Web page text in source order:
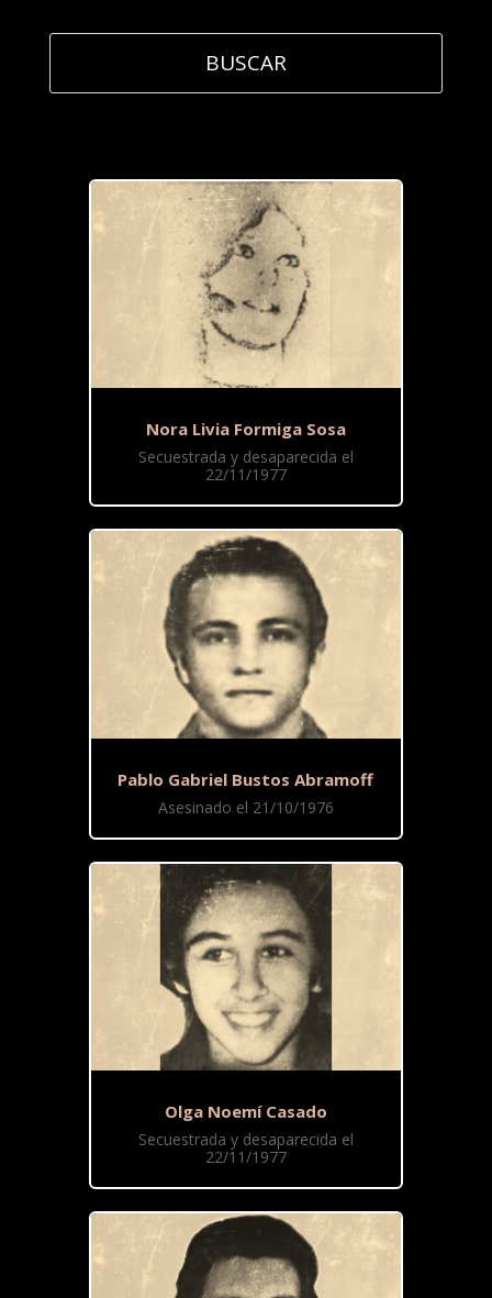
Nora Livia Formiga Sosa
Secuestrada y desaparecida el
22/11/1977
Pablo Gabriel Bustos Abramoff
Asesinado el 21/10/1976
Olga Noemí Casado
Secuestrada y desaparecida el
22/11/1977